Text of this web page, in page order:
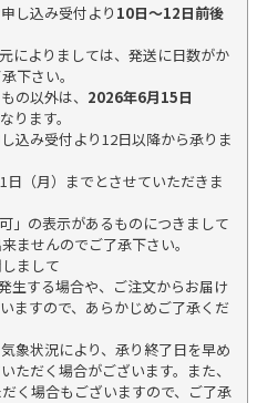
し込み受付より 10日～12日前後
によりましては、発送に日数がか
下さい。
の以外は、 2026年6月15日
ります。
込み受付より12日以降から承りま
（月）までとさせていただきま
」の表示があるものにつきまして
ませんのでご了承下さい。
まして
生する場合や、ご注文からお届け
ますので、あらかじめご了承くだ
象状況により、承り終了日を早め
ただく場合がございます。また、
く場合もございますので、ご了承